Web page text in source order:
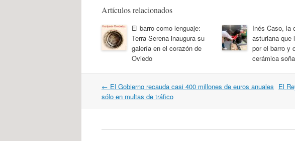
Artículos relacionados
El barro como lenguaje:
Terra Serena inaugura su
galería en el corazón de
Oviedo
Inés Caso, la
asturiana que
por el barro y
cerámica
Navegación
por
← El Gobierno recauda casi 400 millones de euros anuales
sólo en multas de tráfico
El